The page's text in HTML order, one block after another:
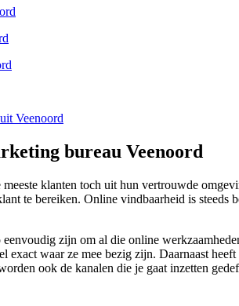
Veenoord
bureau Veenoord
meeste klanten toch uit hun vertrouwde
te bereiken. Online vindbaarheid is
zijn om al die online
exact waar ze mee bezig zijn. Daarnaast
ook de kanalen die je gaat inzetten